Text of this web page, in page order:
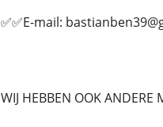
✅✅E-mail:
WIJ HEBBEN OOK ANDERE